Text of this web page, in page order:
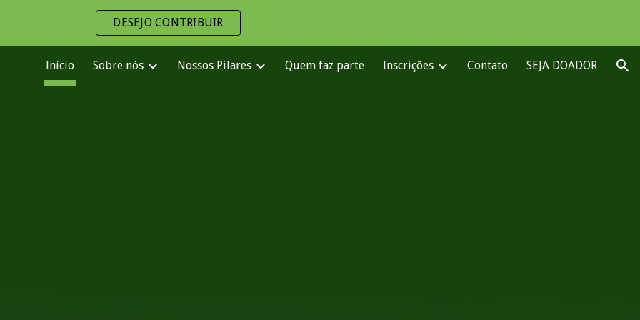
DESEJO CONTRIBUIR
Início Sobre nós Nossos Pilares Quem faz parte Inscrições Contato SEJA DOADOR